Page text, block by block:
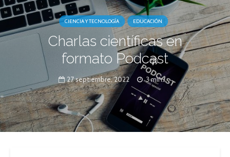
CIENCIA Y TECNOLOGÍA EDUCACIÓN
Charlas científicas en
formato Podcast
27 septiembre, 2022 3 min.